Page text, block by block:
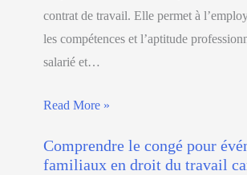
contrat de travail. Elle permet à
les compétences et l’aptitude
salarié et…
Read More »
Comprendre le congé pour
familiaux en droit du travail